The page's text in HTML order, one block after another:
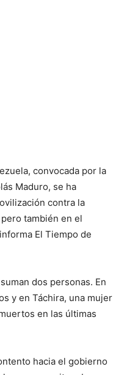
convocada por la
Maduro, se ha
contra la
también en el
El Tiempo de
dos personas. En
y en Táchira, una mujer
en las últimas
hacia el gobierno